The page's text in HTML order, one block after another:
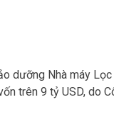
dưỡng Nhà máy
trên 9 tỷ USD, do